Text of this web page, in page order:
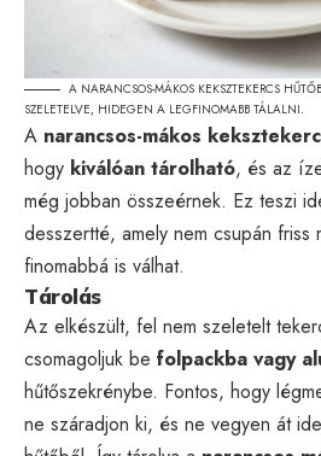
A NARANCSOS-MÁKOS KEKSZTEKERCS
SZELETELVE, HIDEGEN A LEGFINOMABB TÁLALNI.
A narancsos-mákos
hogy kiválóan tárolható, és az
még jobban összeérnek. Ez teszi
desszertté, amely nem csupán friss
finomabbá is válhat.
Tárolás
Az elkészült, fel nem szeletelt
csomagoljuk be folpackba vagy
hűtőszekrénybe. Fontos, hogy
ne száradjon ki, és ne vegyen át